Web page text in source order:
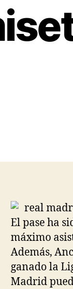
El pase ha
máximo
Además,
ganado la
Madrid